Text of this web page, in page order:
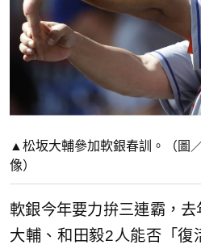
▲松坂大輔參加軟銀春訓。（圖
像）
軟銀今年要力拚三連霸，
大輔、和田毅2人能否「復